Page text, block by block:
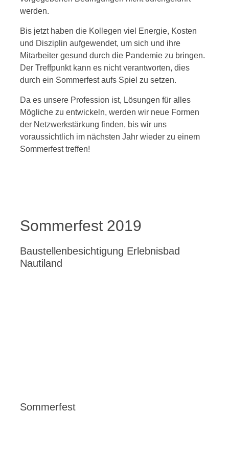
werden.
Bis jetzt haben die Kollegen viel Energie, Kosten
und Disziplin aufgewendet, um sich und ihre
Mitarbeiter gesund durch die Pandemie zu bringen.
Der Treffpunkt kann es nicht verantworten, dies
durch ein Sommerfest aufs Spiel zu setzen.
Da es unsere Profession ist, Lösungen für alles
Mögliche zu entwickeln, werden wir neue Formen
der Netzwerkstärkung finden, bis wir uns
voraussichtlich im nächsten Jahr wieder zu einem
Sommerfest treffen!
Sommerfest 2019
Baustellenbesichtigung Erlebnisbad
Nautiland
Sommerfest